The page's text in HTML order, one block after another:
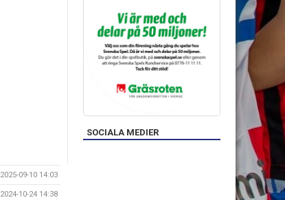
2025-09-10 14:03
2024-10-24 14:38
SOCIALA MEDIER